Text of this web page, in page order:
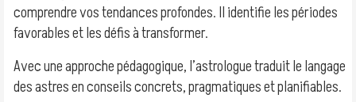
comprendre vos tendances profondes. Il identifie les périodes
favorables et les défis à transformer.
Avec une approche pédagogique, l’astrologue traduit le langage
des astres en conseils concrets, pragmatiques et planifiables.